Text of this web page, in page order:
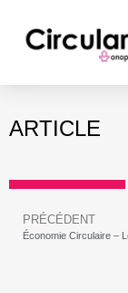
ARTICLE
PRÉCÉDENT